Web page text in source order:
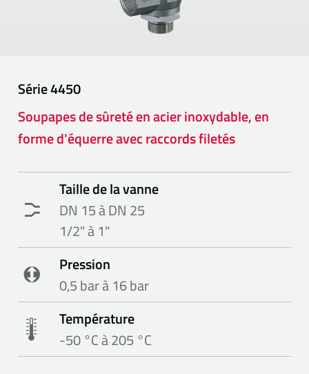
Série4450
Soupapes de sûreté en acier inoxydable, en
forme d'équerre avec raccords filetés
Taille de la vanne
DN 15 à DN 25
1/2" à 1"
Pression
0,5 bar à 16 bar
Température
-50 °C à 205 °C